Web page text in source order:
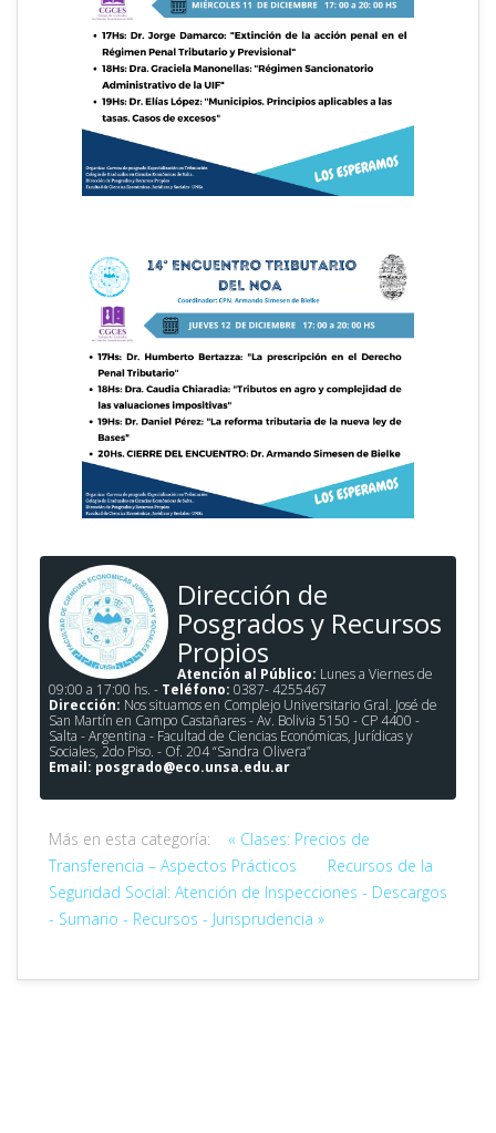
Dirección de
Posgrados y Recursos
Propios
Atención al Público: Lunes a Viernes de
09:00 a 17:00 hs. - Teléfono: 0387- 4255467
Dirección: Nos situamos en Complejo Universitario Gral. José de
San Martín en Campo Castañares - Av. Bolivia 5150 - CP 4400 -
Salta - Argentina - Facultad de Ciencias Económicas, Jurídicas y
Sociales, 2do Piso. - Of. 204 “Sandra Olivera”
Email: posgrado@eco.unsa.edu.ar
Más en esta categoría:
« Clases: Precios de
Transferencia – Aspectos Prácticos
Recursos de la
Seguridad Social: Atención de Inspecciones - Descargos
- Sumario - Recursos - Jurisprudencia »